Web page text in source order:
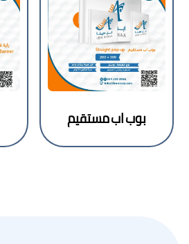
بوب اب مستقيم